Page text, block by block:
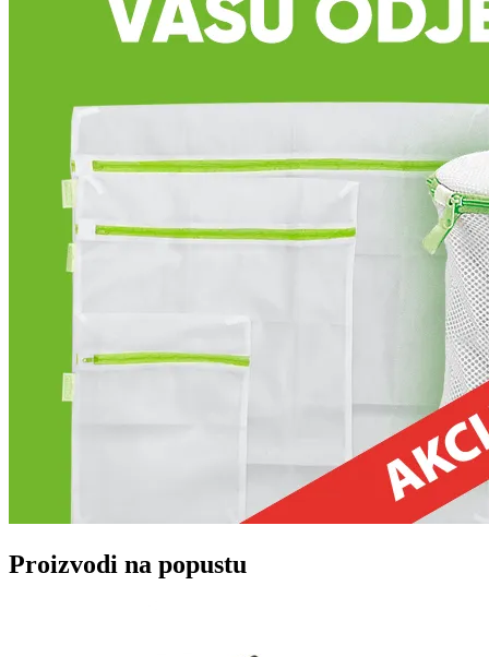
Proizvodi na popustu